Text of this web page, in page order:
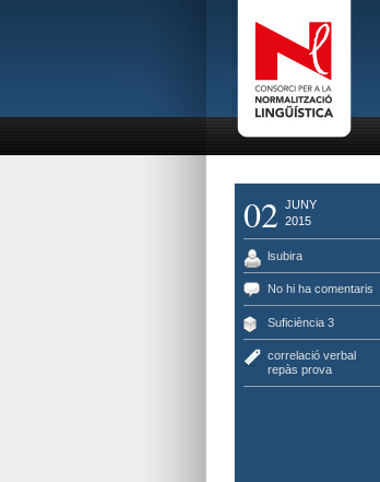
02 JUNY
2015
lsubira
No hi ha comentaris
Suficiència 3
correlació verbal,
repàs prova